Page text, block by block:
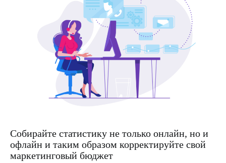
Собирайте статистику не только онлайн, но и
офлайн и таким образом корректируйте свой
маркетинговый бюджет